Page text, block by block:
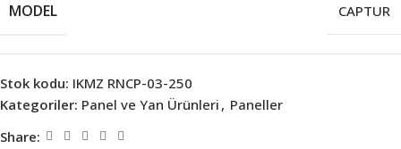
MODEL CAPTUR
Stok kodu: IKMZ RNCP-03-250
Kategoriler: Panel ve Yan Ürünleri , Paneller
Share: